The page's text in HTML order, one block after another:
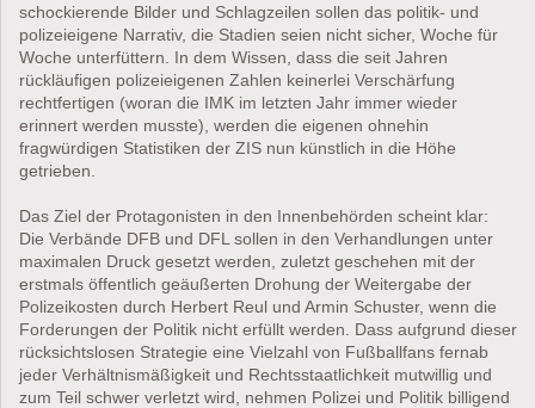
schockierende Bilder und Schlagzeilen sollen das politik- und
polizeieigene Narrativ, die Stadien seien nicht sicher, Woche für
Woche unterfüttern. In dem Wissen, dass die seit Jahren
rückläufigen polizeieigenen Zahlen keinerlei Verschärfung
rechtfertigen (woran die IMK im letzten Jahr immer wieder
erinnert werden musste), werden die eigenen ohnehin
fragwürdigen Statistiken der ZIS nun künstlich in die Höhe
getrieben.
Das Ziel der Protagonisten in den Innenbehörden scheint klar:
Die Verbände DFB und DFL sollen in den Verhandlungen unter
maximalen Druck gesetzt werden, zuletzt geschehen mit der
erstmals öffentlich geäußerten Drohung der Weitergabe der
Polizeikosten durch Herbert Reul und Armin Schuster, wenn die
Forderungen der Politik nicht erfüllt werden. Dass aufgrund dieser
rücksichtslosen Strategie eine Vielzahl von Fußballfans fernab
jeder Verhältnismäßigkeit und Rechtsstaatlichkeit mutwillig und
zum Teil schwer verletzt wird, nehmen Polizei und Politik billigend